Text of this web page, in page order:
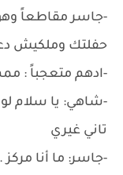
-جاسر مقاطعاً
حفلتك وملكيش
-ادهم متعجباً :
-شاهي: يا سلام
تاني غيري
-جاسر: ما أنا